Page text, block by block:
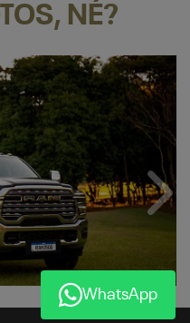
NÉ?
WhatsApp